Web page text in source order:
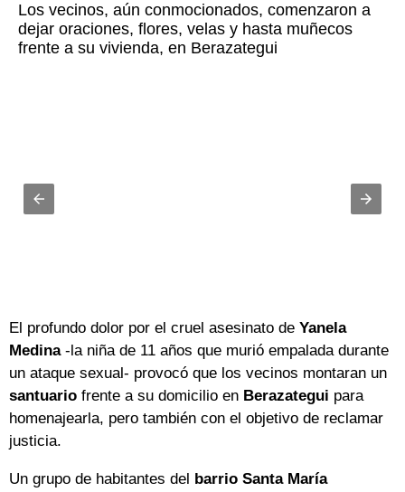
Los vecinos, aún conmocionados, comenzaron a
dejar oraciones, flores, velas y hasta muñecos
frente a su vivienda, en Berazategui
El profundo dolor por el cruel asesinato de Yanela
Medina-la niña de 11 años que murió empalada durante
un ataque sexual- provocó que los vecinos montaran un
santuario frente a su domicilio en Berazategui para
homenajearla, pero también con el objetivo de reclamar
justicia.
Un grupo de habitantes del barrio Santa María